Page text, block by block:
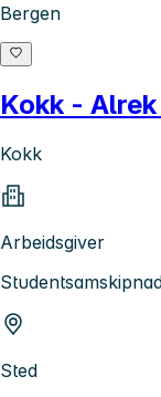
Bergen
Kokk -
Kokk
Arbeidsgiver
Sted